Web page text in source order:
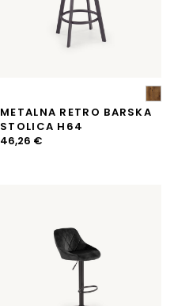
METALNA RETRO BARSKA
STOLICA H64
46,26 €